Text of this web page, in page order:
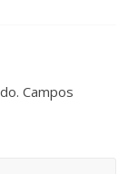
Campos